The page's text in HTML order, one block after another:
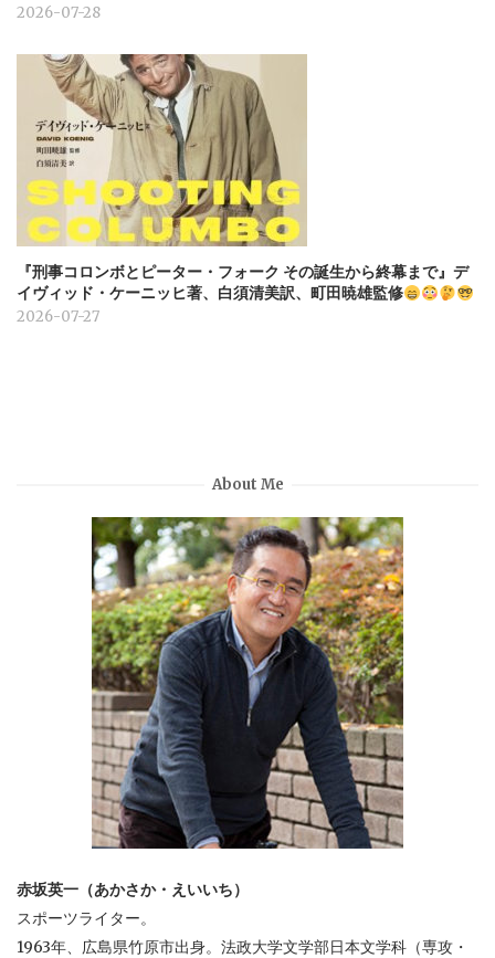
2026-07-28
『刑事コロンボとピーター・フォーク その誕生から終幕まで』デ
イヴィッド・ケーニッヒ著、白須清美訳、町田暁雄監修
2026-07-27
About Me
赤坂英一（あかさか・えいいち）
スポーツライター。
1963年、広島県竹原市出身。法政大学文学部日本文学科（専攻・